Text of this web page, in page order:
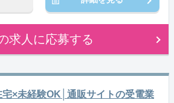
休憩1:00)
休憩1:00)
時間程度/月
求人に応募する
×未経験OK│通販サイトの受電業